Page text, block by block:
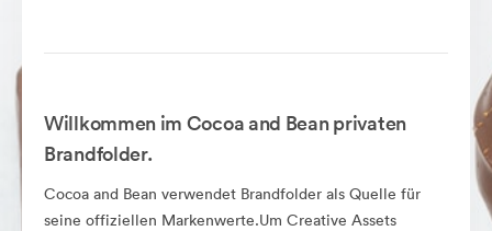
Willkommen im Cocoa and Bean privaten
Brandfolder.
Cocoa and Bean verwendet Brandfolder als Quelle für
seine offiziellen Markenwerte.Um Creative Assets